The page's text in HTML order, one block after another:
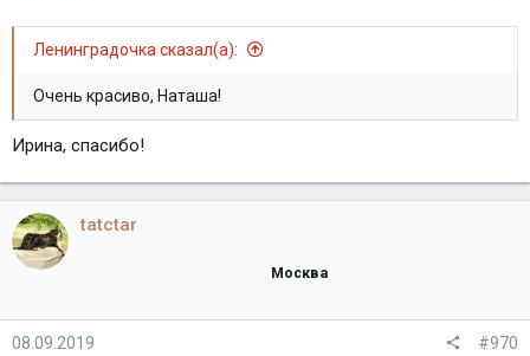
Ленинградочка сказал(а):
Очень красиво, Наташа!
Ирина, спасибо!
tatctar
Москва
08.09.2019 #970